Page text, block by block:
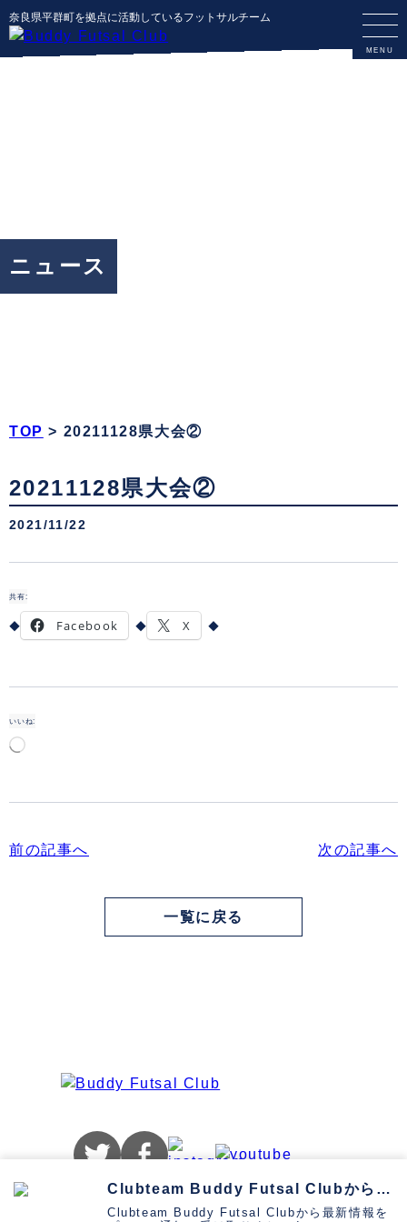
奈良県平群町を拠点に活動しているフットサルチーム
ニュース
TOP > 20211128県大会②
20211128県大会②
2021/11/22
共有:
Facebook X
いいね:
読
中…
前の記事へ 次の記事へ
一覧に戻る
お問い合わせプライバシーポリシー Clubteam Buddy Futsal Clubから通知を受け取る
Clubteam Buddy Futsal Clubから最新情報を